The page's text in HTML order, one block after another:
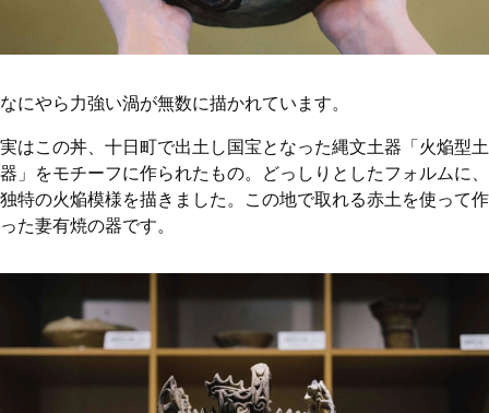
なにやら力強い渦が無数に描かれています。
実はこの丼、十日町で出土し国宝となった縄文土器「火焔型土
器」をモチーフに作られたもの。どっしりとしたフォルムに、
独特の火焔模様を描きました。この地で取れる赤土を使って作
った妻有焼の器です。